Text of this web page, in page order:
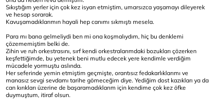
Sıkıştığım yerler için çok kez isyan etmiştim, umarsızca yaşamayı dileyerek
ve hesap sorarak.
Kavuşamadıklarımın hayali hep canımı sıkmıştı mesela.
Para mı bana gelmeliydi ben mi ona koşmalıydım, hiç bu denklemi
çözememiştim belki de.
Zihin ve ruh orkestrasını, sırf kendi orkestralarımdaki bozukları çözerken
keşfettiğimde, bu yetenek beni mutlu edecek yere kendimle verdiğim
mücadele yormuştu aslında.
Her seferinde yemin etmiştim geçmişte, orantısız fedakarlıklarımı ve
manasız sevgi sevdamı tarihe gömeceğim diye. Yediğim dost kazıkları ya da
can kırıkları üzerine de başaramadıklarım için kendime çok kez öfke
duymuştum, itiraf olsun.